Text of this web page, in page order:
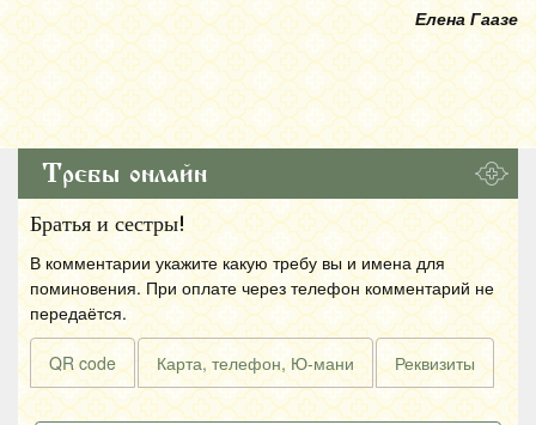
Елена Гаазе
Требы онлайн
Братья и сестры!
В комментарии укажите какую требу вы и имена для
поминовения. При оплате через телефон комментарий не
передаётся.
QR code Карта, телефон, Ю-мани Реквизиты